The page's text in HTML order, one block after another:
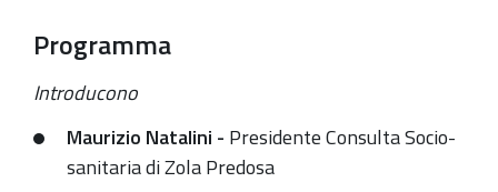
2019-
09-
28T15:00:00+02:00
2019-
Programma
Introducono
Maurizio Natalini - Presidente Consulta Socio-
sanitaria di Zola Predosa